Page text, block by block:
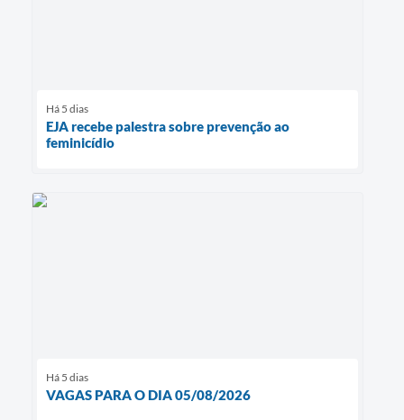
Há 5 dias
EJA recebe palestra sobre prevenção ao
feminicídio
Há 5 dias
VAGAS PARA O DIA 05/08/2026